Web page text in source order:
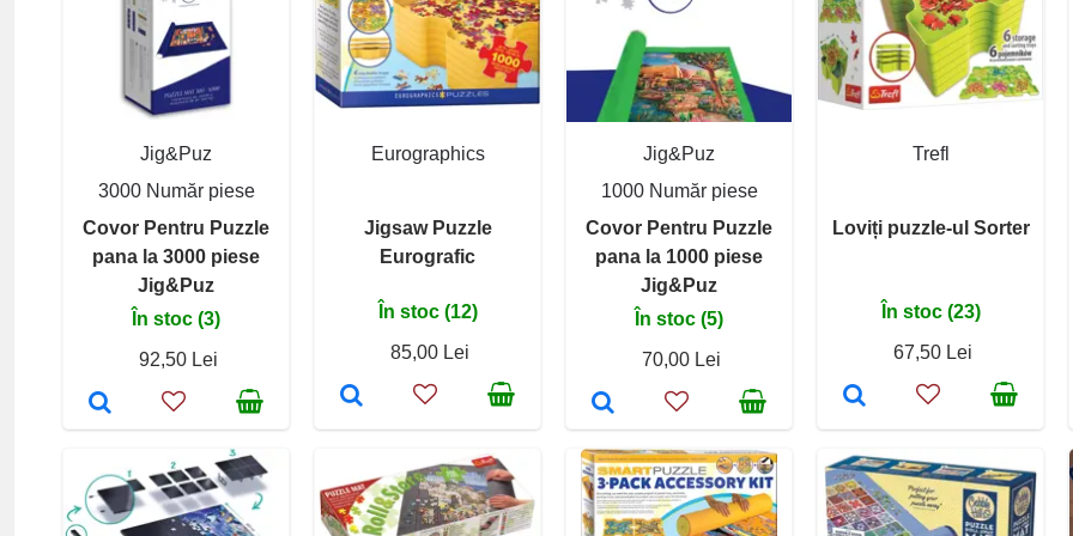
Jig&Puz
3000 Număr piese
Covor Pentru Puzzle
pana la 3000 piese
Jig&Puz
În stoc (3)
92,50 Lei
Eurographics
Jigsaw Puzzle
Eurografic
În stoc (12)
85,00 Lei
Jig&Puz
1000 Număr piese
Covor Pentru Puzzle
pana la 1000 piese
Jig&Puz
În stoc (5)
70,00 Lei
Trefl
Loviți puzzle-ul Sorter
În stoc (23)
67,50 Lei